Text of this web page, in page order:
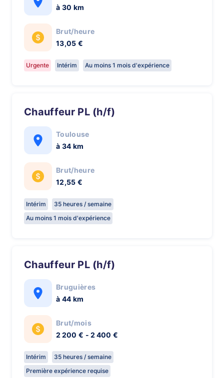
à 30 km
Brut/heure
13,05 €
Urgente Intérim Au moins 1 mois d'expérience
Chauffeur PL (h/f)
Toulouse
à 34 km
Brut/heure
12,55 €
Intérim
35 heures / semaine
Au moins 1 mois d'expérience
Chauffeur PL (h/f)
Bruguières
à 44 km
Brut/mois
2 200 € - 2 400 €
Intérim
35 heures / semaine
Première expérience requise